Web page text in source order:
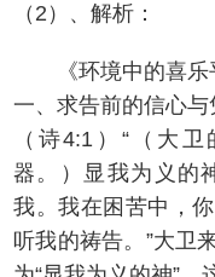
（2）、解析：
《环境中的喜乐
一、求告前的信心与
（诗4:1）“（大
器。）显我为义的
我。我在困苦中，
听我的祷告。”大卫